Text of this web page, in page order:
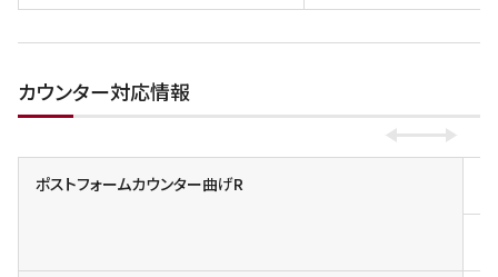
カウンター対応情報
ポストフォームカウンター曲げR